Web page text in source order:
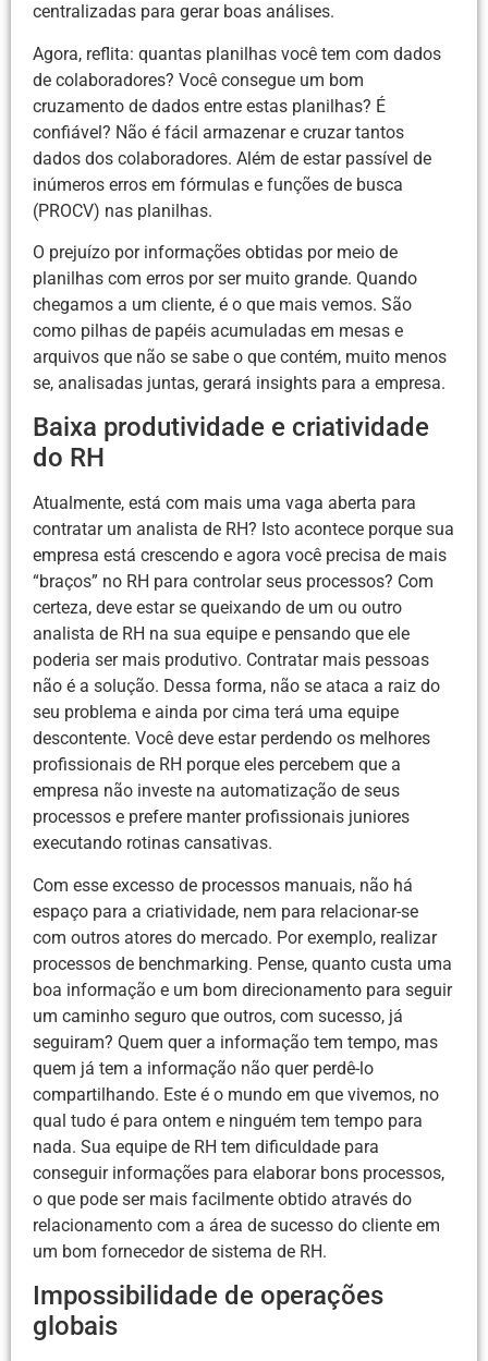
centralizadas para gerar boas análises.
Agora, reflita: quantas planilhas você tem com dados
de colaboradores? Você consegue um bom
cruzamento de dados entre estas planilhas? É
confiável? Não é fácil armazenar e cruzar tantos
dados dos colaboradores. Além de estar passível de
inúmeros erros em fórmulas e funções de busca
(PROCV) nas planilhas.
O prejuízo por informações obtidas por meio de
planilhas com erros por ser muito grande. Quando
chegamos a um cliente, é o que mais vemos. São
como pilhas de papéis acumuladas em mesas e
arquivos que não se sabe o que contém, muito menos
se, analisadas juntas, gerará insights para a empresa.
Baixa produtividade e criatividade
do RH
Atualmente, está com mais uma vaga aberta para
contratar um analista de RH? Isto acontece porque sua
empresa está crescendo e agora você precisa de mais
“braços” no RH para controlar seus processos? Com
certeza, deve estar se queixando de um ou outro
analista de RH na sua equipe e pensando que ele
poderia ser mais produtivo. Contratar mais pessoas
não é a solução. Dessa forma, não se ataca a raiz do
seu problema e ainda por cima terá uma equipe
descontente. Você deve estar perdendo os melhores
profissionais de RH porque eles percebem que a
empresa não investe na automatização de seus
processos e prefere manter profissionais juniores
executando rotinas cansativas.
Com esse excesso de processos manuais, não há
espaço para a criatividade, nem para relacionar-se
com outros atores do mercado. Por exemplo, realizar
processos de benchmarking. Pense, quanto custa uma
boa informação e um bom direcionamento para seguir
um caminho seguro que outros, com sucesso, já
seguiram? Quem quer a informação tem tempo, mas
quem já tem a informação não quer perdê-lo
compartilhando. Este é o mundo em que vivemos, no
qual tudo é para ontem e ninguém tem tempo para
nada. Sua equipe de RH tem dificuldade para
conseguir informações para elaborar bons processos,
o que pode ser mais facilmente obtido através do
relacionamento com a área de sucesso do cliente em
um bom fornecedor de sistema de RH.
Impossibilidade de operações
globais